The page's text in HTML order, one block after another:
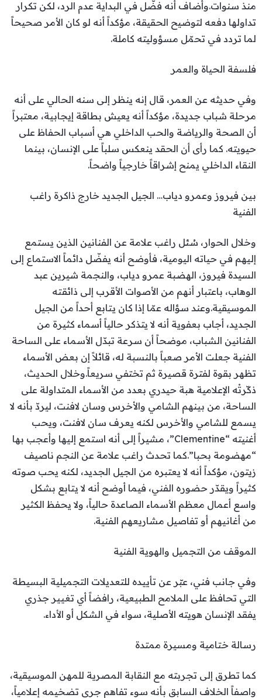
منذ سنوات.وأضاف أنه فضّل في البداية عدم الرد، لكن تكرار
تداولها دفعه لتوضيح الحقيقة، مؤكداً أنه لو كان الأمر صحيحاً
لما تردد في تحمّل مسؤوليته كاملة.
فلسفة الحياة والعمر
وفي حديثه عن العمر، قال إنه ينظر إلى سنه الحالي على أنه
مرحلة شباب جديدة، مؤكداً أنه يعيش بطاقة إيجابية، معتبراً
أن الصحة والرياضة والحب الداخلي هي أسباب الحفاظ على
حيويته. كما رأى أن الحقد ينعكس سلباً على الإنسان، بينما
النقاء الداخلي يمنح إشراقاً خارجياً واضحاً.
بين فيروز وعمرو دياب… الجيل الجديد خارج ذاكرة راغب
الفنية
وخلال الحوار، سُئل راغب علامة عن الفنانين الذين يستمع
إليهم في حياته اليومية، فأوضح أنه يفضّل دائماً الاستماع إلى
السيدة فيروز، الهضبة عمرو دياب، والنجمة شيرين عبد
الوهاب، باعتبار أنهم من الأصوات الأقرب إلى ذائقته
الموسيقية.وعند سؤاله عمّا إذا كان يتابع أحداً من الجيل
الجديد، أجاب بعفوية أنه لا يتذكر حالياً أسماء كثيرة من
الفنانين الشباب، موضحاً أن سرعة تبدّل الأسماء على الساحة
الفنية جعلت الأمر صعباً بالنسبة له، قائلاً إن بعض الأسماء
تظهر بقوة لفترة قصيرة ثم تختفي سريعاً.وخلال الحديث،
ذكّرتْه الإعلامية هبة حيدري بعدد من الأسماء المتداولة على
الساحة، من بينهم الشامي والأخرس وسان لافنت، ليردّ بأنه لا
يسمع للشامي والأخرس لكنه يعرف سان لافنت، ويحب
أغنيته “Clementine”، مشيراً إلى أنه استمع إليها وأعجب بها
“مهضومة بحبا”.كما تحدث راغب علامة عن النجم ناصيف
زيتون، مؤكداً أنه لا يعتبره من الجيل الجديد، لكنه يحب صوته
كثيراً ويقدّر حضوره الفني، فيما أوضح أنه لا يتابع بشكل
واسع أعمال معظم الأسماء الصاعدة حالياً، ولا يحفظ الكثير
من أغانيهم أو تفاصيل مشاريعهم الفنية.
الموقف من التجميل والهوية الفنية
وفي جانب فني، عبّر عن تأييده للتعديلات التجميلية البسيطة
التي تحافظ على الملامح الطبيعية، رافضاً أي تغيير جذري
يفقد الإنسان هويته الأصلية، سواء في الشكل أو الأداء.
رسالة ختامية ومسيرة ممتدة
كما تطرق إلى تجربته مع النقابة المصرية للمهن الموسيقية،
واصفاً الخلاف السابق بأنه سوء تفاهم جرى تضخيمه إعلامياً،